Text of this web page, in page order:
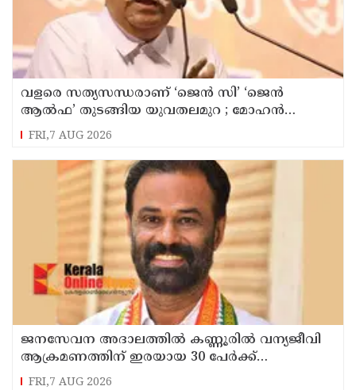
വളരെ സത്യസന്ധരാണ് ‘ജെൻ സി’ ‘ജെൻ
ആൽഫ’ തുടങ്ങിയ യുവതലമുറ ; മോഹൻ
ഭാഗവത്
FRI,7 AUG 2026
ജനസേവന അദാലത്തിൽ കണ്ണൂരിൽ വന്യജീവി
ആക്രമണത്തിന് ഇരയായ 30 പേർക്ക്
സഹായധനം അനുവദിച്ചു
FRI,7 AUG 2026